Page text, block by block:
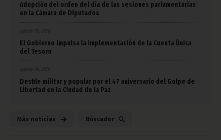
Adopción del orden del día de las sesiones parlamentarias
en la Cámara de Diputados
El Gobierno impulsa la implementación de la Cuenta Única
del Tesoro
agosto 04, 2026
Desfile militar y popular por el 47 aniversario del Golpe de
Libertad en la Ciudad de la Paz
Más noticias Búscador